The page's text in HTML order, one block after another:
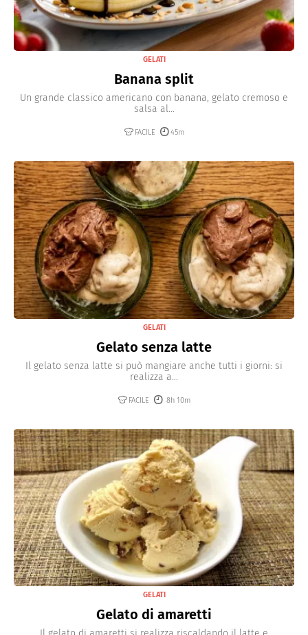
GELATI
Banana split
Un grande classico americano con banana, gelato cremoso e
salsa al...
FACILE 45m
GELATI
Gelato senza latte
Il gelato senza latte si può mangiare anche tutti i giorni: si
realizza a...
FACILE 8h 10m
GELATI
Gelato di amaretti